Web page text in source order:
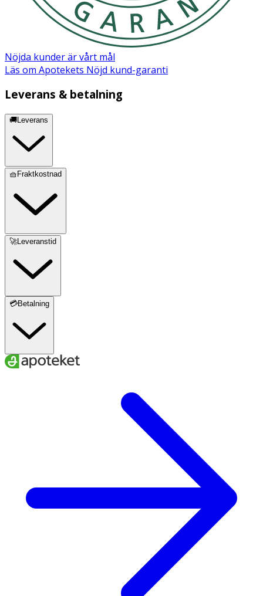
Nöjda kunder är vårt mål
Läs om Apotekets Nöjd kund-garanti
Leverans & betalning
🚚Leverans
🧺Fraktkostnad
🚀Leveranstid
💳Betalning